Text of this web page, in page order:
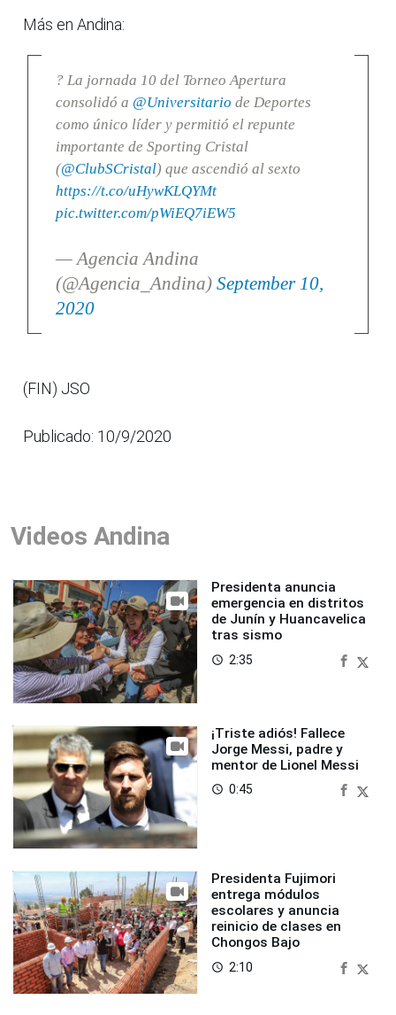
Más en Andina:
? La jornada 10 del Torneo Apertura
consolidó a @Universitario de Deportes
como único líder y permitió el repunte
importante de Sporting Cristal
(@ClubSCristal) que ascendió al sexto
https://t.co/uHywKLQYMt
pic.twitter.com/pWiEQ7iEW5
— Agencia Andina
(@Agencia_Andina) September 10,
2020
(FIN) JSO
Publicado: 10/9/2020
Videos Andina
Presidenta anuncia
emergencia en distritos
de Junín y Huancavelica
tras sismo
access_time 2:35
¡Triste adiós! Fallece
Jorge Messi, padre y
mentor de Lionel Messi
access_time 0:45
Presidenta Fujimori
entrega módulos
escolares y anuncia
reinicio de clases en
Chongos Bajo
access_time 2:10